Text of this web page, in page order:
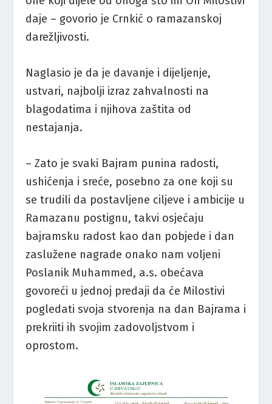
daje – govorio je Crnkić o ramazanskoj
darežljivosti.
Naglasio je da je davanje i dijeljenje,
ustvari, najbolji izraz zahvalnosti na
blagodatima i njihova zaštita od
nestajanja.
– Zato je svaki Bajram punina radosti,
ushićenja i sreće, posebno za one koji su
se trudili da postavljene ciljeve i ambicije u
Ramazanu postignu, takvi osjećaju
bajramsku radost kao dan pobjede i dan
zaslužene nagrade onako nam voljeni
Poslanik Muhammed, a.s. obećava
govoreći u jednoj predaji da će Milostivi
pogledati svoja stvorenja na dan Bajrama i
prekriiti ih svojim zadovoljstvom i
oprostom.